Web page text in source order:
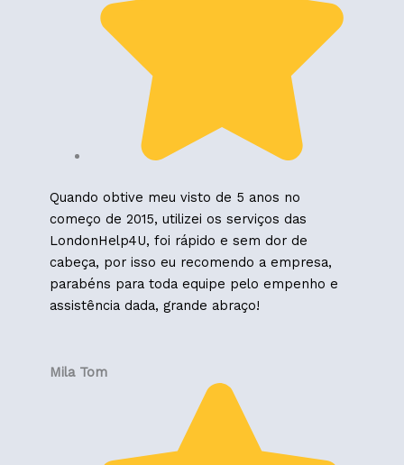
Quando obtive meu visto de 5 anos no
começo de 2015, utilizei os serviços das
LondonHelp4U, foi rápido e sem dor de
cabeça, por isso eu recomendo a empresa,
parabéns para toda equipe pelo empenho e
assistência dada, grande abraço!
Mila Tom